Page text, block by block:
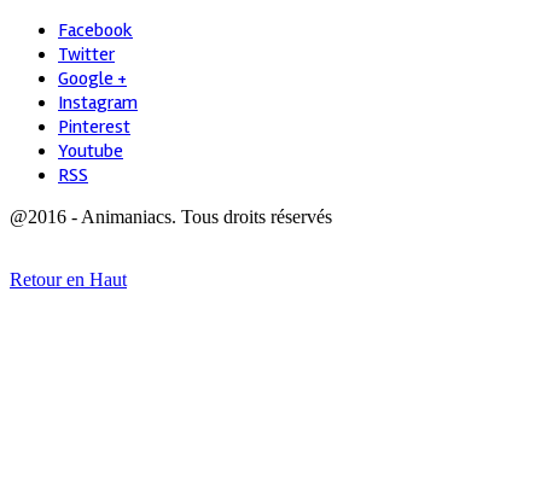
Facebook
Twitter
Google +
Instagram
Pinterest
Youtube
RSS
@2016 - Animaniacs. Tous droits réservés
Retour en Haut